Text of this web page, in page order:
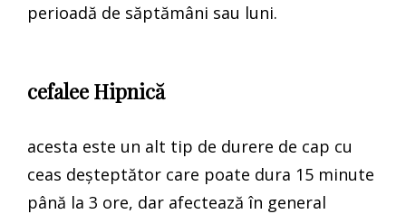
perioadă de săptămâni sau luni.
cefalee Hipnică
acesta este un alt tip de durere de cap cu
ceas deșteptător care poate dura 15 minute
până la 3 ore, dar afectează în general